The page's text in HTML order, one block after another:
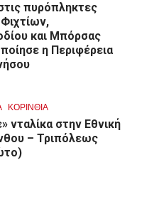
πυρόπληκτες
και Μπόρσας
η Περιφέρεια
ΚΟΡΙΝΘΊΑ
νταλίκα στην Εθνική
– Τριπόλεως